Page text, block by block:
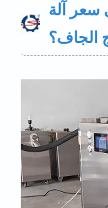
سعر آلة
الجاف؟